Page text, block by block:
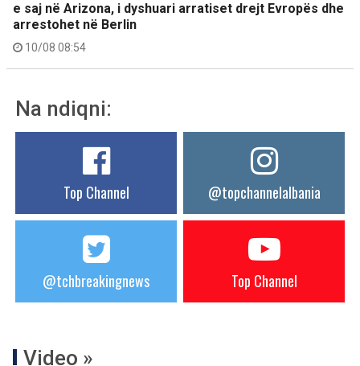
e saj në Arizona, i dyshuari arratiset drejt Evropës dhe
arrestohet në Berlin
10/08 08:54
Na ndiqni:
Top Channel @topchannelalbania
@tchbreakingnews Top Channel
Video »